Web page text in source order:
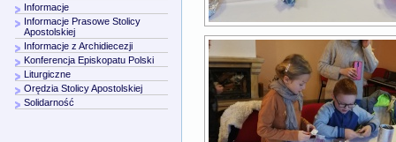
Informacje
Informacje Prasowe Stolicy
Apostolskiej
Informacje z Archidiecezji
Konferencja Episkopatu Polski
Liturgiczne
Orędzia Stolicy Apostolskiej
Solidarność